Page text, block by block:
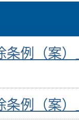
条例（案
条例（案